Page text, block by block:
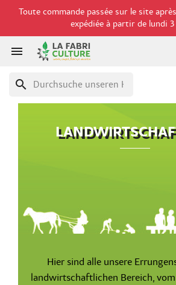
Toute commande passée sur le site
expédiée à partir de lundi

search
Hier sind alle unsere
landwirtschaftlichen Bereich,